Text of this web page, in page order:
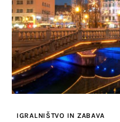
IGRALNIŠTVO IN ZABAVA